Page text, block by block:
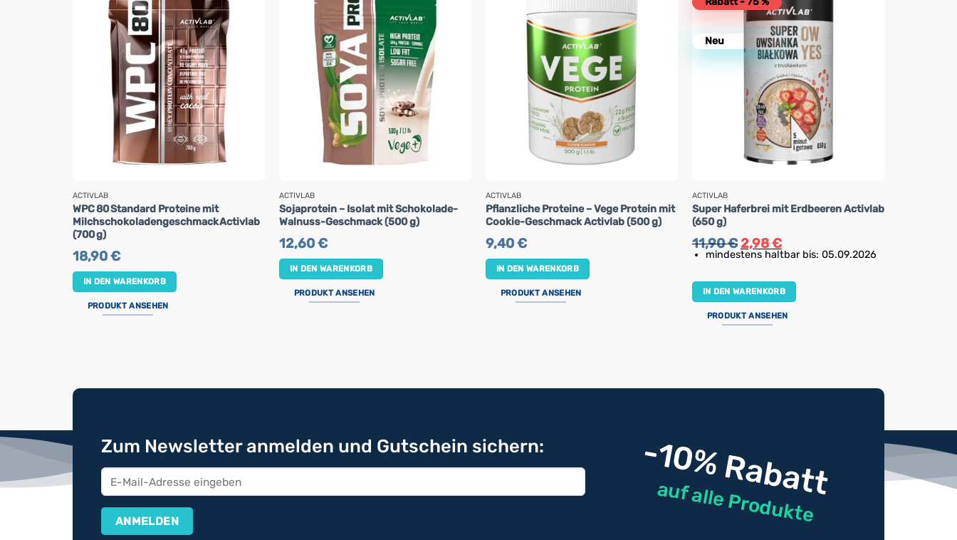
ACTIVLAB
WPC 80 Standard Proteine mit
Milchschokoladengeschmack Activlab
(700 g)
18,90€
IN DEN WARENKORB
PRODUKT ANSEHEN
ACTIVLAB
Sojaprotein – Isolat mit Schokolade-
Walnuss-Geschmack (500 g)
12,60€
IN DEN WARENKORB
PRODUKT ANSEHEN
ACTIVLAB
Pflanzliche Proteine – Vege Protein mit
Cookie-Geschmack Activlab (500 g)
9,40€
IN DEN WARENKORB
PRODUKT ANSEHEN
Neu
ACTIVLAB
Super Haferbrei mit Erdbeeren Activlab
(650 g)
11,90€ Ursprünglicher
Preis
war:
2,98€Aktueller
Preis
ist:
mindestens haltbar bis: 05.09.2026
IN DEN WARENKORB
PRODUKT ANSEHEN
Zum Newsletter anmelden und Gutschein sichern: -10% Rabatt
auf alle Produkte